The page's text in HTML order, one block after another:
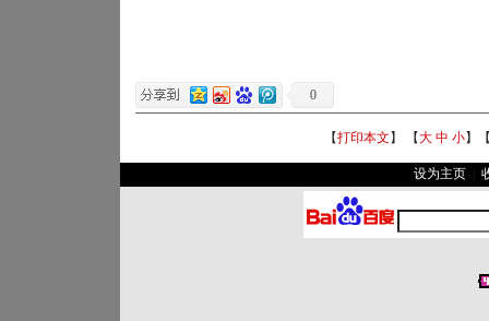
0
【打印本文 】 【大 中 小】
设为主页